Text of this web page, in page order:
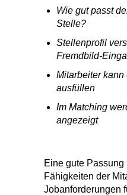
Wie gut passt
Stelle?
Stellenprofil
Fremdbild-
Mitarbeiter
ausfüllen
Im Matching
angezeigt
Eine gute
Fähigkeiten der
Jobanforderungen